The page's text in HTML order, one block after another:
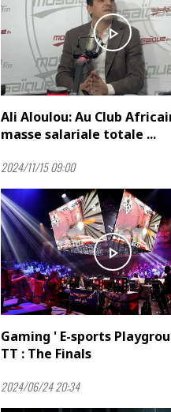
play_arrow
Ali Aloulou: Au Club
masse salariale totale ...
2024/11/15 09:00
play_arrow
Gaming ' E-sports
TT : The Finals
2024/06/24 20:34